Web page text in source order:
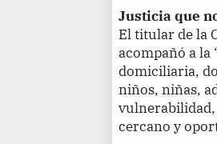
Justicia que
El titular de la
acompañó a la
domiciliaria,
niños, niñas,
cercano y